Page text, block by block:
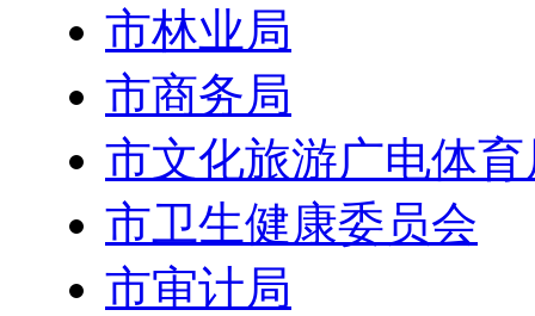
市林业局
市商务局
市文化旅游广电体育
市卫生健康委员会
市审计局